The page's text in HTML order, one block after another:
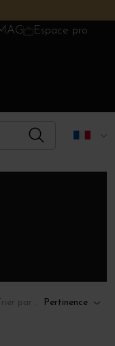
Espace pro
par : Pertinence